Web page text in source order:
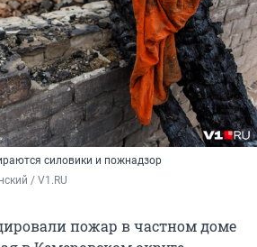
силовики и пожнадзор
/ V1.RU
пожар в частном доме